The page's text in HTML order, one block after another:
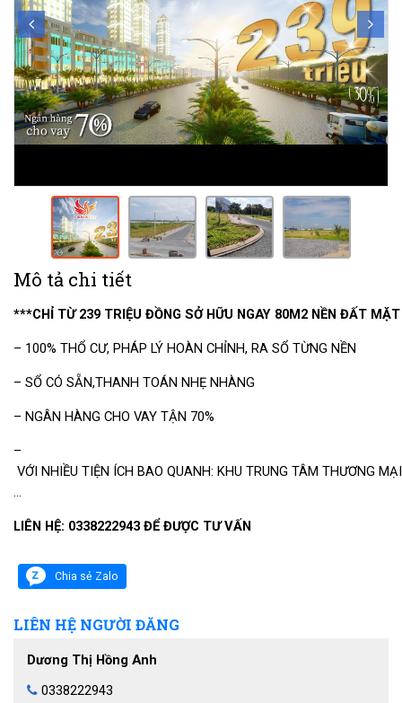
Mô tả chi tiết
***CHỈ TỪ 239 TRIỆU ĐỒNG SỞ HỮU NGAY 80M2 NỀN ĐẤT
– 100% THỔ CƯ, PHÁP LÝ HOÀN CHỈNH, RA SỔ TỪNG NỀN
– SỔ CÓ SẴN,THANH TOÁN NHẸ NHÀNG
– NGÂN HÀNG CHO VAY TẬN 70%
–
VỚI NHIỀU TIỆN ÍCH BAO QUANH: KHU TRUNG TÂM THƯƠNG
…
LIÊN HỆ: 0338222943 ĐỂ ĐƯỢC TƯ VẤN
Chia sẻ Zalo
LIÊN HỆ NGƯỜI ĐĂNG
Dương Thị Hồng Anh
0338222943